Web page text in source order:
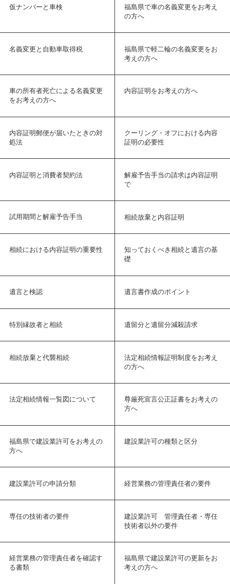
仮ナンバーと車検
福島県で車の名義変更をお考え
の方へ
名義変更と自動車取得税
福島県で軽二輪の名義変更をお
考えの方へ
車の所有者死亡による名義変更
をお考えの方へ
内容証明をお考えの方へ
内容証明郵便が届いたときの対
処法
クーリング・オフにおける内容
証明の必要性
内容証明と消費者契約法
解雇予告手当の請求は内容証明
で
試用期間と解雇予告手当 相続放棄と内容証明
相続における内容証明の重要性
知っておくべき相続と遺言の基
礎
遺言と検認 遺言書作成のポイント
特別縁故者と相続 遺留分と遺留分減殺請求
相続放棄と代襲相続
法定相続情報証明制度をお考え
の方へ
法定相続情報一覧図について
尊厳死宣言公正証書をお考えの
方へ
福島県で建設業許可をお考えの
方へ
建設業許可の種類と区分
建設業許可の申請分類 経営業務の管理責任者の要件
専任の技術者の要件
建設業許可 管理責任者・専任
技術者以外の要件
経営業務の管理責任者を確認す
る書類
福島県で建設業許可の更新をお
考えの方へ